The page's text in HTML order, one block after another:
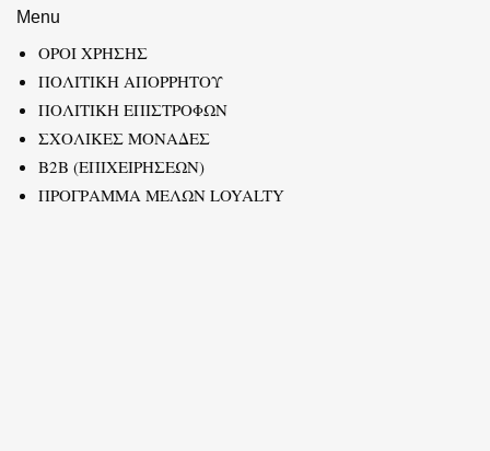
Menu
ΟΡΟΙ ΧΡΗΣΗΣ
ΠΟΛΙΤΙΚΗ ΑΠΟΡΡΗΤΟΥ
ΠΟΛΙΤΙΚΗ ΕΠΙΣΤΡΟΦΩΝ
ΣΧΟΛΙΚΕΣ ΜΟΝΑΔΕΣ
B2B (ΕΠΙΧΕΙΡΗΣΕΩΝ)
ΠΡΟΓΡΑΜΜΑ ΜΕΛΩΝ LOYALTY